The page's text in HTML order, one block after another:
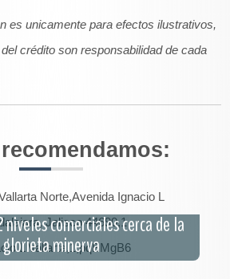
es unicamente para efectos ilustrativos,
crédito son responsabilidad de cada
comerciales cerca de la
glorieta minerva